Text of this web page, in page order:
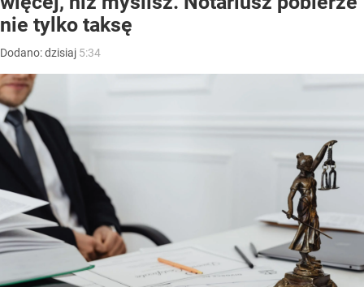
nie tylko taksę
Dodano:dzisiaj 5:34